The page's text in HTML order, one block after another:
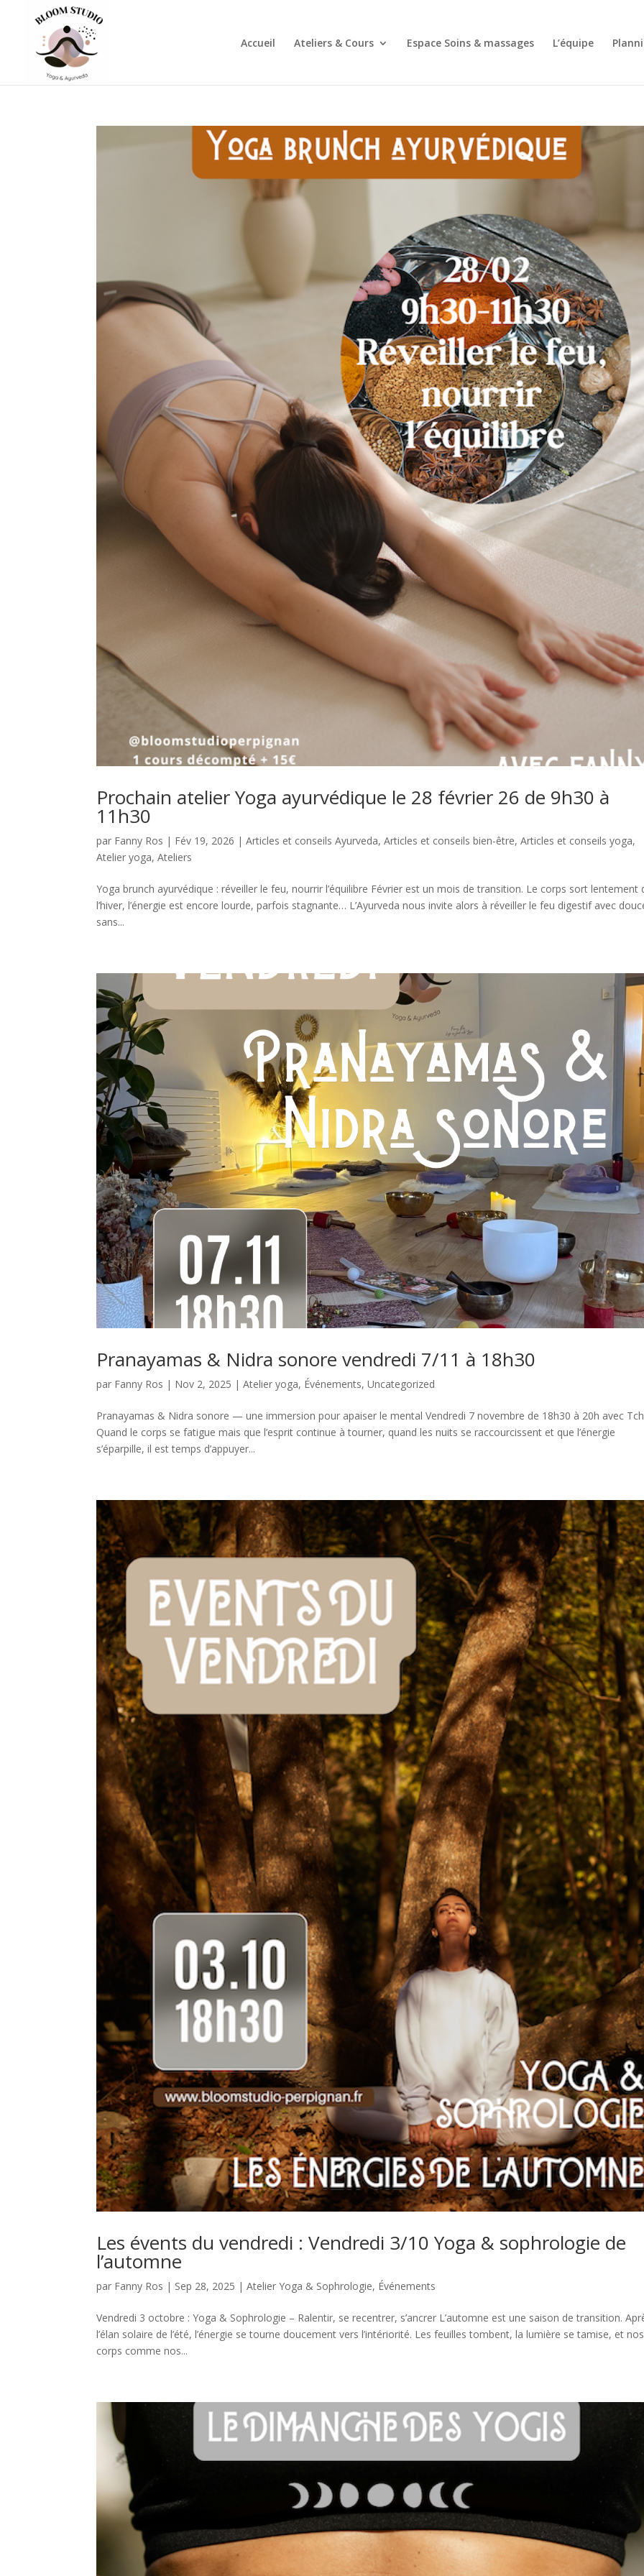
Accueil Ateliers & Cours Espace Soins & massages L’équipe
Prochain atelier Yoga ayurvédique le 28 février 26 de 9h30 à
11h30
par Fanny Ros | Fév 19, 2026 |Articles et conseils Ayurveda,Articles et conseils bien-être,Articles et conseils yoga,
Atelier yoga,Ateliers
Yoga brunch ayurvédique : réveiller le feu, nourrir l’équilibre Février est un mois de transition. Le corps sort lentement
l’hiver, l’énergie est encore lourde, parfois stagnante… L’Ayurveda nous invite alors à réveiller le feu digestif avec
sans...
Pranayamas & Nidra sonore vendredi 7/11 à 18h30
par Fanny Ros | Nov 2, 2025 |Atelier yoga, Événements,Uncategorized
Pranayamas & Nidra sonore — une immersion pour apaiser le mental Vendredi 7 novembre de 18h30 à 20h avec
Quand le corps se fatigue mais que l’esprit continue à tourner, quand les nuits se raccourcissent et que l’énergie
s’éparpille, il est temps d’appuyer...
Les évents du vendredi : Vendredi 3/10 Yoga & sophrologie de
l’automne
par Fanny Ros | Sep 28, 2025 |Atelier Yoga & Sophrologie, Événements
Vendredi 3 octobre : Yoga & Sophrologie – Ralentir, se recentrer, s’ancrer L’automne est une saison de transition.
l’élan solaire de l’été, l’énergie se tourne doucement vers l’intériorité. Les feuilles tombent, la lumière se tamise, et nos
corps comme nos...